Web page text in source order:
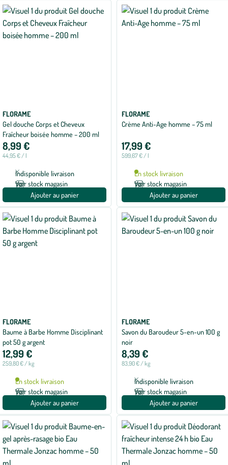
FLORAME
Gel douche Corps et Cheveux
Fraîcheur boisée homme – 200 ml
8,99 €
44,95 € / l
Indisponible livraison
Voir stock magasin
Ajouter au panier
FLORAME
Crème Anti-Age homme – 75 ml
17,99 €
599,67 € / l
En stock livraison
Voir stock magasin
Ajouter au panier
FLORAME
Baume à Barbe Homme Disciplinant
pot 50 g argent
12,99 €
259,80 € / kg
En stock livraison
Voir stock magasin
Ajouter au panier
FLORAME
Savon du Baroudeur 5-en-un 100 g
noir
8,39 €
83,90 € / kg
Indisponible livraison
Voir stock magasin
Ajouter au panier